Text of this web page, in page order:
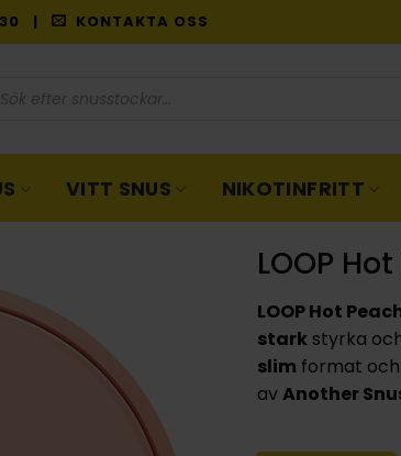
| KONTAKTA OSS
VITT SNUS NIKOTINFRITT
LOOP
LOOP Hot
stark styrka
slim format
avAnother